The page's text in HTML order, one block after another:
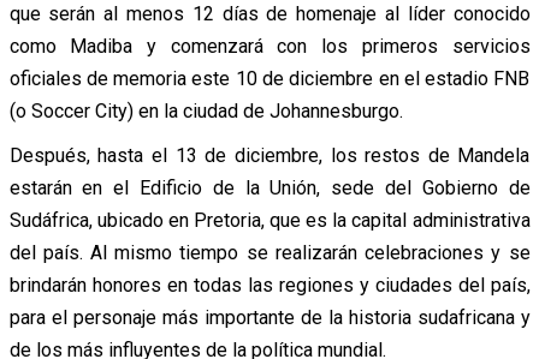
que serán al menos 12 días de homenaje al líder conocido
como Madiba y comenzará con los primeros servicios
oficiales de memoria este 10 de diciembre en el estadio FNB
(o Soccer City) en la ciudad de Johannesburgo.
Después, hasta el 13 de diciembre, los restos de Mandela
estarán en el Edificio de la Unión, sede del Gobierno de
Sudáfrica, ubicado en Pretoria, que es la capital administrativa
del país. Al mismo tiempo se realizarán celebraciones y se
brindarán honores en todas las regiones y ciudades del país,
para el personaje más importante de la historia sudafricana y
de los más influyentes de la política mundial.